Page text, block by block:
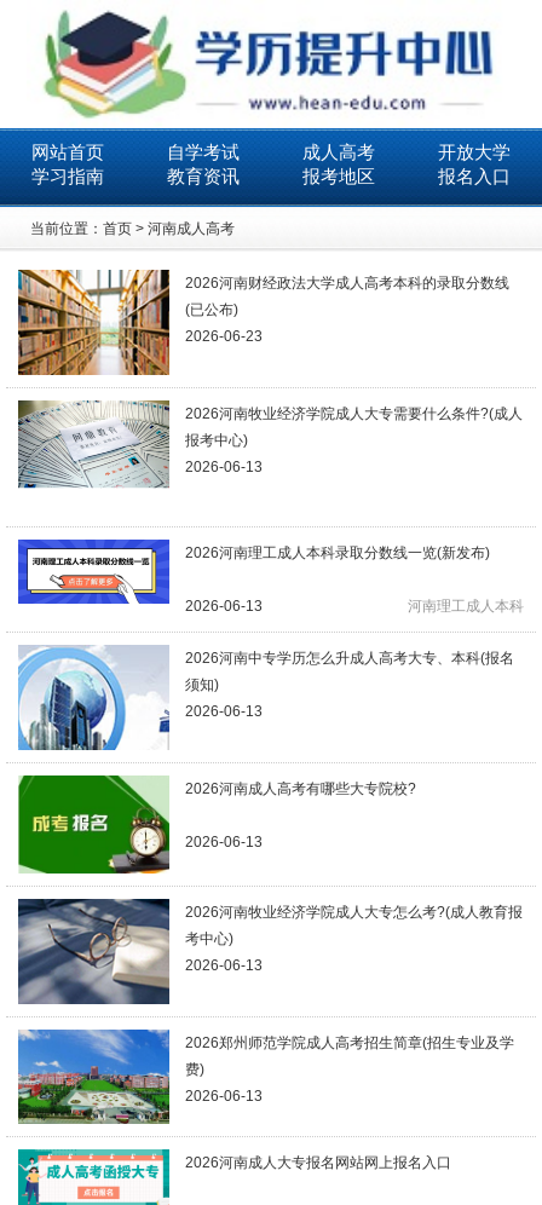
网站首页 自学考试 成人高考
开放大学
学习指南
教育资讯 报考地区 报名入口
当前位置： 首页 > 河南成人高考
2026河南财经政法大学成人高考本科的录取分数线
(已公布)
2026-06-23
2026河南牧业经济学院成人大专需要什么条件?(成人
报考中心)
2026-06-13
2026河南理工成人本科录取分数线一览(新发布)
2026-06-13 河南理工成人本科
2026河南中专学历怎么升成人高考大专、本科(报名
须知)
2026-06-13
2026河南成人高考有哪些大专院校?
2026-06-13
2026河南牧业经济学院成人大专怎么考?(成人教育报
考中心)
2026-06-13
2026郑州师范学院成人高考招生简章(招生专业及学
费)
2026-06-13
2026河南成人大专报名网站网上报名入口